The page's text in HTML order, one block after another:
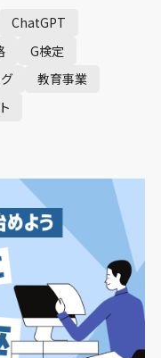
ChatGPT
G検定
教育事業